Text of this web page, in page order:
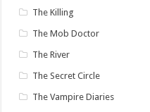
The Killing
The Mob Doctor
The River
The Secret Circle
The Vampire Diaries